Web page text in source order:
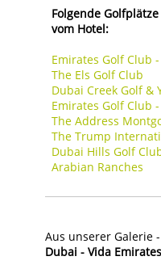
Folgende
vom Hotel:
Emirates Golf Club
The Els Golf Club
Dubai Creek Golf &
Emirates Golf Club
The Address
The Trump
Dubai Hills Golf
Arabian Ranches
Aus unserer Galerie -
Dubai - Vida